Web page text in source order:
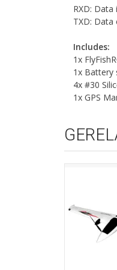
RXD: Data
TXD:
Includes:
1x
1x Battery
4x #30
1x GPS